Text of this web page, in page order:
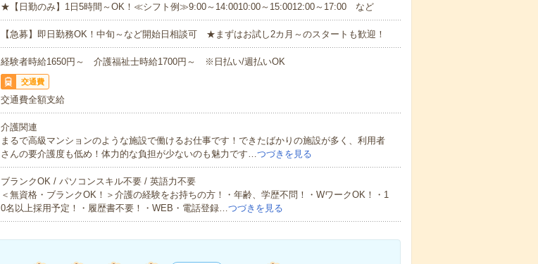
★【日勤のみ】1日5時間～OK！≪シフト例≫9:00～14:0010:00～15:0012:00～17:00 など
【急募】即日勤務OK！中旬～など開始日相談可 ★まずはお試し2カ月～のスタートも歓迎！
経験者時給1650円～ 介護福祉士時給1700円～ ※日払い/週払いOK
交通費
交通費全額支給
介護関連
まるで高級マンションのような施設で働けるお仕事です！できたばかりの施設が多く、利用者
さんの要介護度も低め！体力的な負担が少ないのも魅力です…つづきを見る
ブランクOK / パソコンスキル不要 / 英語力不要
＜無資格・ブランクOK！＞介護の経験をお持ちの方！・年齢、学歴不問！・WワークOK！・1
0名以上採用予定！・履歴書不要！・WEB・電話登録…つづきを見る